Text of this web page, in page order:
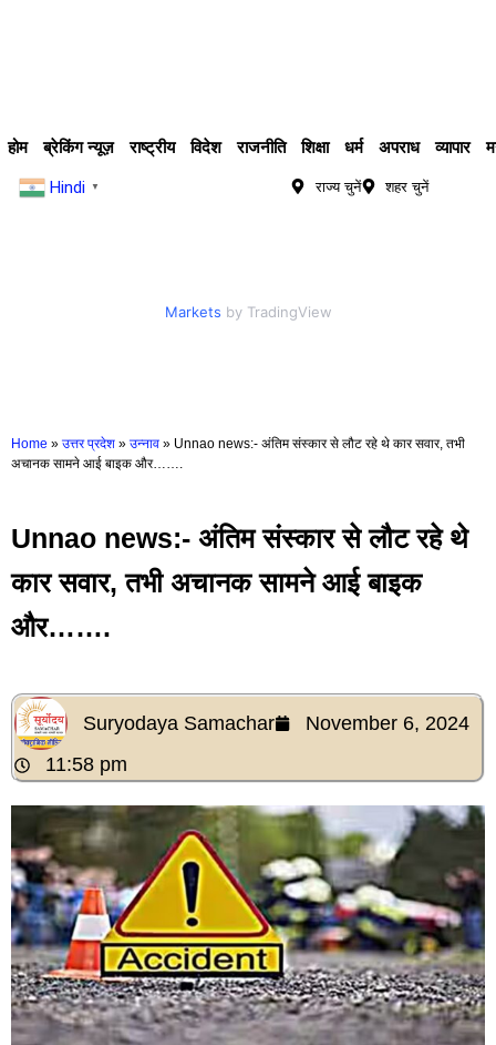
होम ब्रेकिंग न्यूज़ राष्ट्रीय विदेश राजनीति शिक्षा धर्म अपराध व्यापार
Hindi ▼ राज्य चुनें शहर चुनें
Markets by TradingView
Home » उत्तर प्रदेश » उन्नाव » Unnao news:- अंतिम संस्कार से लौट रहे थे कार सवार, तभी
अचानक सामने आई बाइक और…….
Unnao news:- अंतिम संस्कार से लौट रहे थे
कार सवार, तभी अचानक सामने आई बाइक
और…….
Suryodaya Samachar
November 6, 2024
11:58 pm